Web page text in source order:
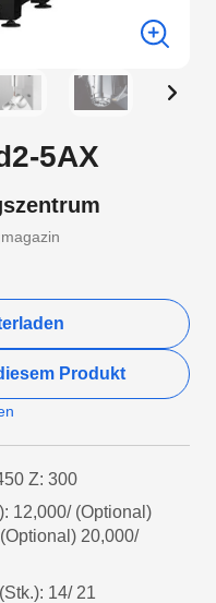
5AX
Produkt
Z: 300
): 12,000/ (Optional)
20,000/
14/ 21